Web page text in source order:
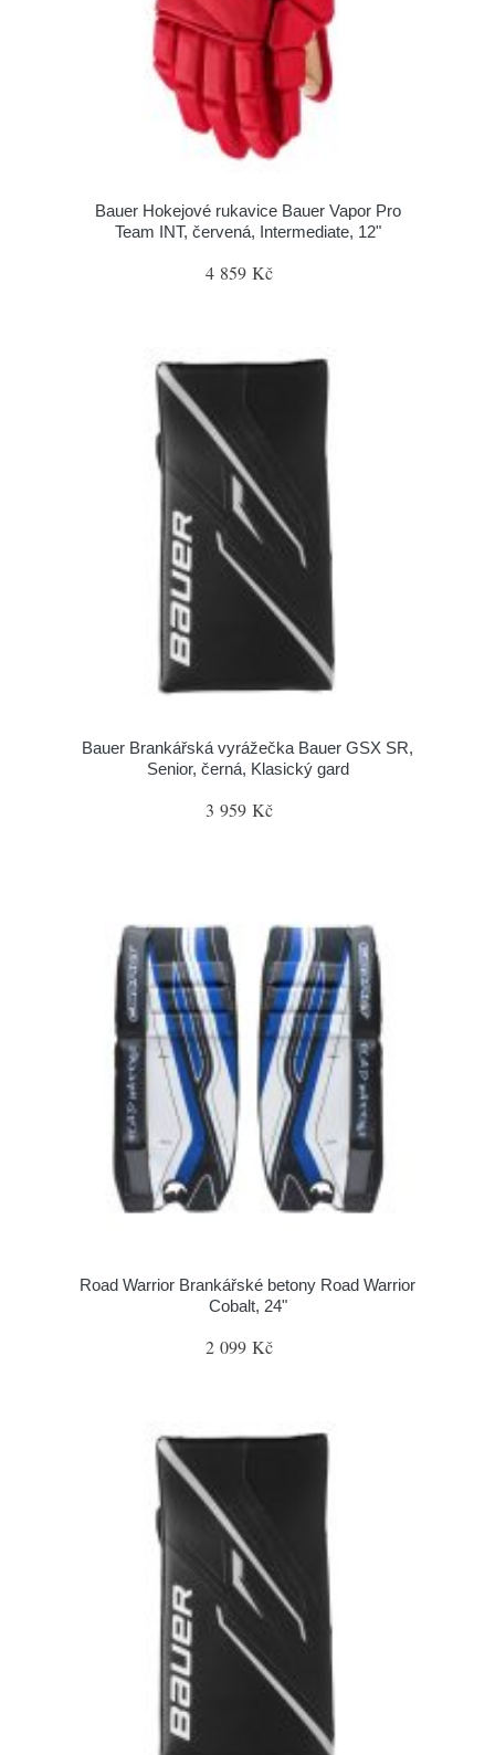
Bauer Hokejové rukavice Bauer Vapor Pro
Team INT, červená, Intermediate, 12"
4 859 Kč
Bauer Brankářská vyrážečka Bauer GSX SR,
Senior, černá, Klasický gard
3 959 Kč
Road Warrior Brankářské betony Road Warrior
Cobalt, 24"
2 099 Kč